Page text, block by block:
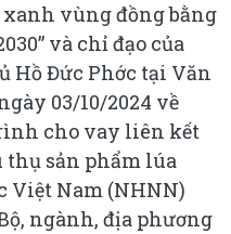
vùng đồng bằng
và chỉ đạo của
Hồ Đức Phớc tại Văn
03/10/2024 về
cho vay liên kết
thụ sản phẩm lúa
Việt Nam (NHNN)
ngành, địa phương